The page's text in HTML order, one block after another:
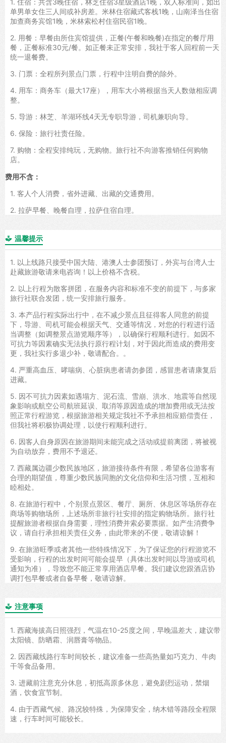
1. 住宿：共含3晚住宿，林芝住宿3星级酒店1晚，双人标准间，如出
单男单女住三人间或补房差。米林住宿藏式客栈1晚，山南泽当住宿
加查商务宾馆1晚，米林索松村住宿民宿1晚。
2. 用餐：早餐由所住宾馆提供，正餐(午餐和晚餐)在指定的餐厅用
餐，正餐标准30元/餐。如正餐未正常安排，我社于客人回程前一天
统一退餐费。
3. 门票：全程所列景点门票，行程中注明自费的除外。
4. 用车：商务车（最大17座），用车大小将根据当天人数做相应调
整。
5. 导游：林芝、羊湖环线4天无专职导游，司机兼职向导。
6. 保险：旅行社责任险。
7. 购物：全程安排纯玩，无购物。旅行社不向游客推销任何购物
店。
费用不含：
1. 客人个人消费，省外进藏、出藏的交通费用。
2. 拉萨早餐、晚餐自理，拉萨住宿自理。
 温馨提示
1. 以上线路只接受中国大陆、港澳人士参团预订，外宾与台湾人士
赴藏旅游敬请来电咨询！以上价格不含税。
2. 以上行程为散客拼团，在服务内容和标准不变的前提下，与多家
旅行社联合发团，统一安排旅行服务。
3. 本产品行程实际出行中，在不减少景点且征得客人同意的前提
下，导游、司机可能会根据天气、交通等情况，对您的行程进行适
当调整（如调整景点游览顺序等），以确保行程顺利进行。如因不
可抗力等因素确实无法执行原行程计划，对于因此而造成的费用变
更，我社实行多退少补，敬请配合。。
4. 严重高血压、哮喘病、心脏病患者请勿参团，感冒患者请康复后
进藏。
5. 因不可抗力因素如遇塌方、泥石流、雪崩、洪水、地震等自然现
象影响或航空公司航班延误、取消等原因造成的增加费用或无法按
照正常行程游览，根据旅游相关规定我社不予承担相应赔偿责任，
但我社将积极协调处理，以使行程顺利进行。
6. 因客人自身原因在旅游期间未能完成之活动或提前离团，将被视
为自动放弃，费用不予退还。
7. 西藏属边疆少数民族地区，旅游接待条件有限，希望各位游客有
合理的期望值，尊重少数民族同胞的文化信仰和生活习惯，互相和
睦相处。
8. 在旅游行程中，个别景点景区、餐厅、厕所、休息区等场所存在
商场等购物场所，上述场所非旅行社安排的指定购物场所。旅行社
提醒旅游者根据自身需要，理性消费并索必要票据。如产生消费争
议，请自行承担相关责任义务，由此带来的不便，敬请谅解！
9. 在旅游旺季或者其他一些特殊情况下，为了保证您的行程游览不
受影响，行程的出发时间可能会提早（具体出发时间以导游或司机
通知为准），导致您不能正常享用酒店早餐。我们建议您跟酒店协
调打包早餐或者自备早餐，敬请谅解。
 注意事项
1. 西藏海拔高日照强烈，气温在10-25度之间，早晚温差大，建议带
太阳镜、防晒霜、润唇膏等物品。
2. 因西藏线路行车时间较长，建议准备一些高热量如巧克力、牛肉
干等食品备用。
3. 进藏前注意充分休息，初抵高原多休息，避免剧烈运动，禁烟
酒，饮食宜节制。
4. 由于西藏气候、路况较特殊，为保障安全，纳木错等路段全程限
速，行车时间可能较长。